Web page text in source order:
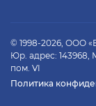
© 1998-2026, ООО
Юр. адрес: 143968,
пом. VI
Политика